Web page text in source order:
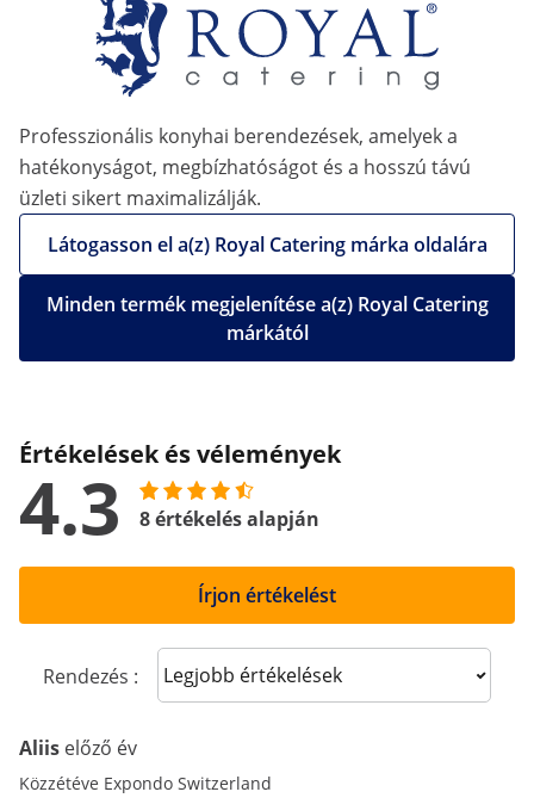
Professzionális konyhai berendezések, amelyek a
hatékonyságot, megbízhatóságot és a hosszú távú
üzleti sikert maximalizálják.
Látogasson el a(z) Royal Catering márka oldalára
Minden termék megjelenítése a(z) Royal Catering
márkától
Értékelések és vélemények
4.3 8 értékelés alapján
Írjon értékelést
Rendezés : Sort reviews
Aliis előző év
Közzétéve Expondo Switzerland